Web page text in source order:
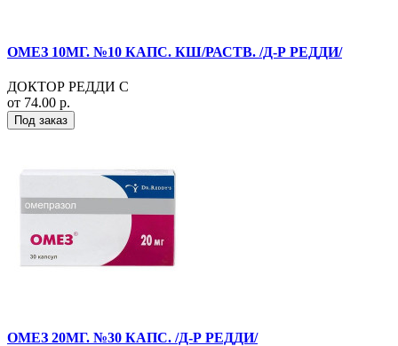
ОМЕЗ 10МГ. №10 КАПС. КШ/РАСТВ. /Д-Р РЕДДИ/
ДОКТОР РЕДДИ С
от 74.00 р.
Под заказ
ОМЕЗ 20МГ. №30 КАПС. /Д-Р РЕДДИ/